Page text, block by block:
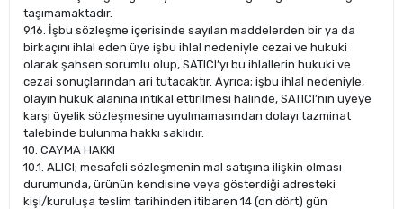
taşımamaktadır.
9.16. İşbu sözleşme içerisinde sayılan maddelerden bir ya da
birkaçını ihlal eden üye işbu ihlal nedeniyle cezai ve hukuki
olarak şahsen sorumlu olup, SATICI’yı bu ihlallerin hukuki ve
cezai sonuçlarından ari tutacaktır. Ayrıca; işbu ihlal nedeniyle,
olayın hukuk alanına intikal ettirilmesi halinde, SATICI’nın üyeye
karşı üyelik sözleşmesine uyulmamasından dolayı tazminat
talebinde bulunma hakkı saklıdır.
10. CAYMA HAKKI
10.1. ALICI; mesafeli sözleşmenin mal satışına ilişkin olması
durumunda, ürünün kendisine veya gösterdiği adresteki
kişi/kuruluşa teslim tarihinden itibaren 14 (on dört) gün